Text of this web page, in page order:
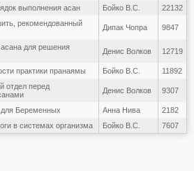
выполнения асан
Бойко В.С.
22132
рекомендованный
Дипак Чопра 9847
для решения
Денис Волков 12719
практики пранаямы Бойко В.С.
11892
отдел перед
Денис Волков 9307
Беременных Анна Нива
2182
в системах организма
Бойко В.С. 7607